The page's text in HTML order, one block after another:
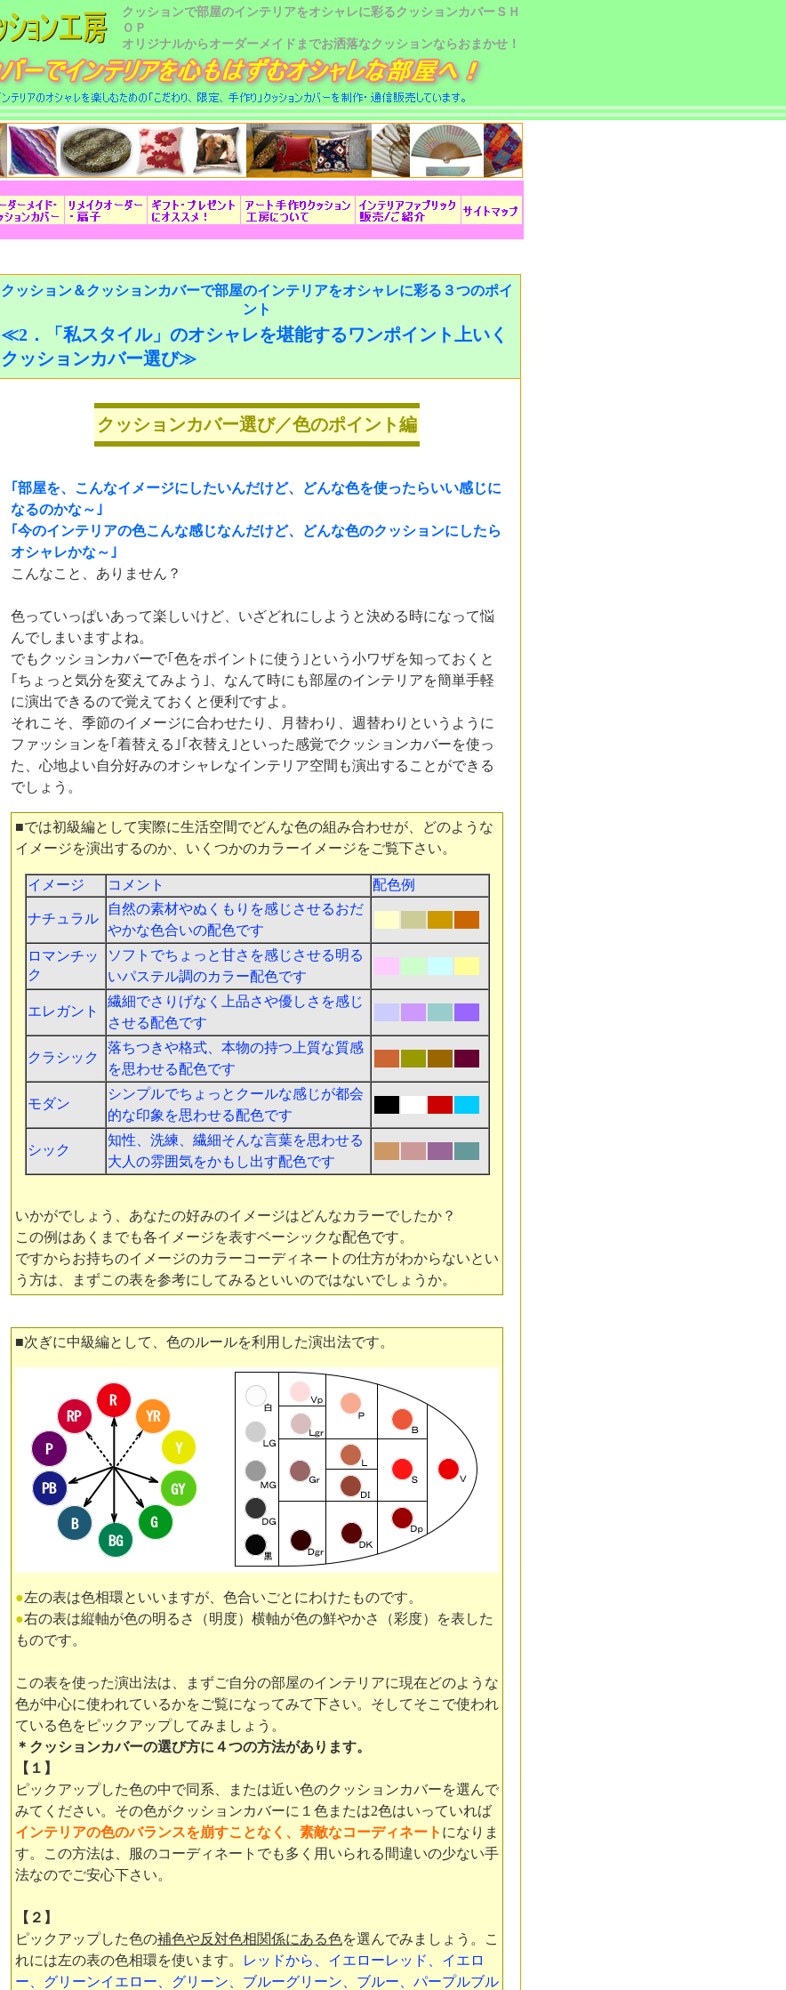
クッションで部屋のインテリアをオシャレに彩るクッションカバーＳＨ
ＯＰ
オリジナルからオーダーメイドまでお洒落なクッションならおまかせ！
クッション＆クッションカバーで部屋のインテリアをオシャレに彩る３つのポイ
ント
≪2．「私スタイル」のオシャレを堪能するワンポイント上いく
クッションカバー選び≫
クッションカバー選び／色のポイント編
｢部屋を、こんなイメージにしたいんだけど、どんな色を使ったらいい感じに
なるのかな～｣
｢今のインテリアの色こんな感じなんだけど、どんな色のクッションにしたら
オシャレかな～｣
こんなこと、ありません？
色っていっぱいあって楽しいけど、いざどれにしようと決める時になって悩
んでしまいますよね。
でもクッションカバーで｢色をポイントに使う｣という小ワザを知っておくと
｢ちょっと気分を変えてみよう｣、なんて時にも部屋のインテリアを簡単手軽
に演出できるので覚えておくと便利ですよ。
それこそ、季節のイメージに合わせたり、月替わり、週替わりというように
ファッションを｢着替える｣｢衣替え｣といった感覚でクッションカバーを使っ
た、心地よい自分好みのオシャレなインテリア空間も演出することができる
でしょう。
■では初級編として実際に生活空間でどんな色の組み合わせが、どのような
イメージを演出するのか、いくつかのカラーイメージをご覧下さい。
イメージ コメント 配色例
ナチュラル
自然の素材やぬくもりを感じさせるおだ
やかな色合いの配色です
ロマンチッ
ク
ソフトでちょっと甘さを感じさせる明る
いパステル調のカラー配色です
エレガント
繊細でさりげなく上品さや優しさを感じ
させる配色です
クラシック
落ちつきや格式、本物の持つ上質な質感
を思わせる配色です
モダン
シンプルでちょっとクールな感じが都会
的な印象を思わせる配色です
シック
知性、洗練、繊細そんな言葉を思わせる
大人の雰囲気をかもし出す配色です
いかがでしょう、あなたの好みのイメージはどんなカラーでしたか？
この例はあくまでも各イメージを表すベーシックな配色です。
ですからお持ちのイメージのカラーコーディネートの仕方がわからないとい
う方は、まずこの表を参考にしてみるといいのではないでしょうか。
■次ぎに中級編として、色のルールを利用した演出法です。
●左の表は色相環といいますが、色合いごとにわけたものです。
●右の表は縦軸が色の明るさ（明度）横軸が色の鮮やかさ（彩度）を表した
ものです。
この表を使った演出法は、まずご自分の部屋のインテリアに現在どのような
色が中心に使われているかをご覧になってみて下さい。そしてそこで使われ
ている色をピックアップしてみましょう。
＊クッションカバーの選び方に４つの方法があります。
【１】
ピックアップした色の中で同系、または近い色のクッションカバーを選んで
みてください。その色がクッションカバーに１色または2色はいっていれば
インテリアの色のバランスを崩すことなく、素敵なコーディネート になりま
す。この方法は、服のコーディネートでも多く用いられる間違いの少ない手
法なのでご安心下さい。
【２】
ピックアップした色の補色や反対色相関係にある色を選んでみましょう。こ
れには左の表の色相環を使います。
レッドから、イエローレッド、イエロ
ー、グリーンイエロー、グリーン、ブルーグリーン、ブルー、パープルブル